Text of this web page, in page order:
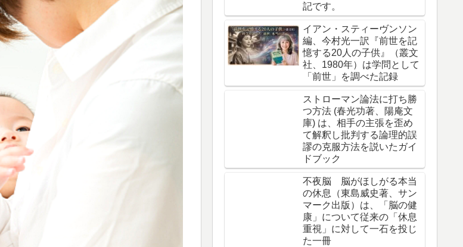
記です。
イアン・スティーヴンソン
編、今村光一訳『前世を記
憶する20人の子供』（叢文
社、1980年）は学問として
「前世」を調べた記録
ストローマン論法に打ち勝
つ方法 (春光功著、陽庵文
庫) は、相手の主張を歪め
て解釈し批判する論理的誤
謬の克服方法を説いたガイ
ドブック
不夜脳 脳がほしがる本当
の休息（東島威史著、サン
マーク出版）は、「脳の健
康」について従来の「休息
重視」に対して一石を投じ
た一冊